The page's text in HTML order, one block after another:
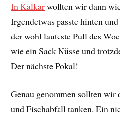
In Kalkarwollten wir dann
Irgendetwas passte hinten
der wohl lauteste Pull des
wie ein Sack Nüsse und
Der nächste Pokal!
Genau genommen sollten
und Fischabfall tanken. Ein